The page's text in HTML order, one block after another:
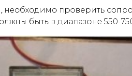
необходимо проверить
быть в диапазоне 550-